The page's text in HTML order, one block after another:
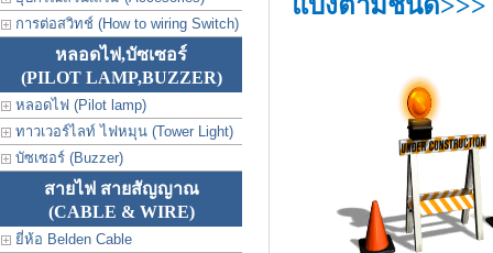
การต่อสวิทช์ (How to wiring Switch)
หลอดไฟ,บัซเซอร์
(PILOT LAMP,BUZZER)
หลอดไฟ (Pilot lamp)
ทาวเวอร์ไลท์ ไฟหมุน (Tower Light)
บัซเซอร์ (Buzzer)
สายไฟ สายสัญญาณ
(CABLE & WIRE)
ยี่ห้อ Belden Cable